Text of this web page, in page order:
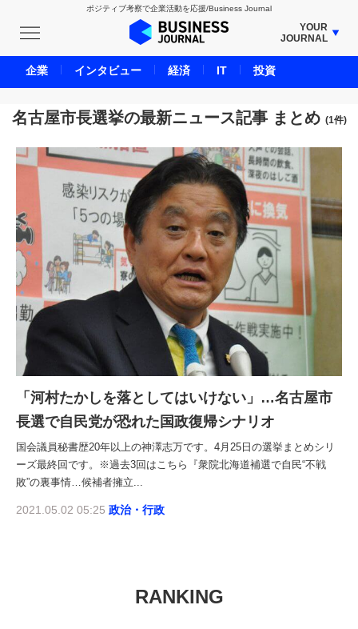
ポジティブ考察で企業活動を応援/Business Journal
YOUR
JOURNAL
BUSINESS JOURNAL
UNICORN JOURNAL
CARBON CREDITS JOURNAL
ENERGY MANAGEMENT JOURNAL
INBOUND JOURNAL
LIFE ENDING JOURNAL
AI JOURNAL
REAL ESTATE BROKERAGE JOURNAL
SMART MARKETING JOURNAL
BPaaS JOURNAL
ADOPTABLE DOG JOURNAL
名古屋市長選挙の最新ニュース記事 まとめ (1件)
「河村たかしを落としてはいけない」…名古屋市
長選で自民党が恐れた国政復帰シナリオ
国会議員秘書歴20年以上の神澤志万です。4月25日の選挙まとめシリ
ーズ最終回です。※過去3回はこちら『衆院北海道補選で自民“不戦
敗”の裏事情…候補者擁立...
2021.05.02 05:25 政治・行政
RANKING
企業 インタビュー 経済 IT 投資